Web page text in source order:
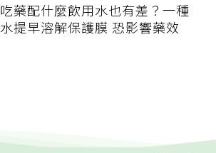
吃藥配什麼飲用水也有差？一種
水提早溶解保護膜 恐影響藥效